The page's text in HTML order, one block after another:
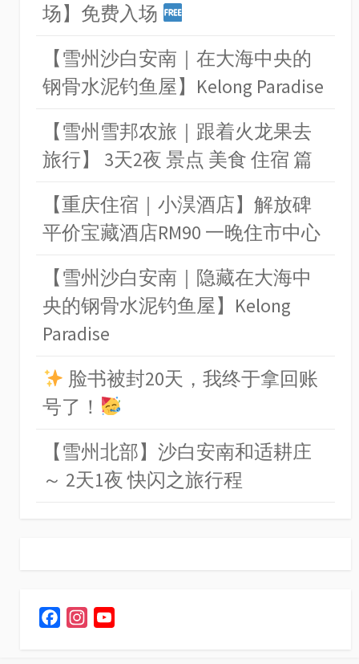
场】免费入场
【雪州沙白安南｜在大海中央的
钢骨水泥钓鱼屋】Kelong Paradise
【雪州雪邦农旅｜跟着火龙果去
旅行】 3天2夜 景点 美食 住宿 篇
【重庆住宿｜小淏酒店】解放碑
平价宝藏酒店RM90 一晚住市中心
【雪州沙白安南｜隐藏在大海中
央的钢骨水泥钓鱼屋】Kelong
Paradise
脸书被封20天，我终于拿回账
号了！
【雪州北部】沙白安南和适耕庄
～ 2天1夜 快闪之旅行程